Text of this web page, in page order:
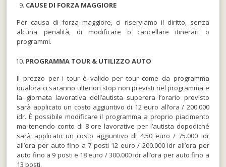
CAUSE DI FORZA MAGGIORE
Per causa di forza maggiore, ci riserviamo il diritto, senza
alcuna penalità, di modificare o cancellare itinerari o
programmi.
PROGRAMMA TOUR & UTILIZZOAUTO
Il prezzo per i tour è valido per tour come da programma
qualora ci saranno ulteriori stop non previsti nel programma e
la giornata lavorativa dell’autista superera l’orario previsto
sarà applicato un costo aggiuntivo di 12 euro all’ora / 200.000
idr. È possibile modificare il programma a proprio piacimento
ma tenendo conto di 8 ore lavorative per l’autista dopodiché
sarà applicato un costo aggiuntivo di 4.50 euro / 75.000 idr
all’ora per auto fino a 7 posti 12 euro / 200.000 idr all’ora per
auto fino a 9 posti e 18 euro / 300.000 idr all’ora per auto fino a
13 posti.